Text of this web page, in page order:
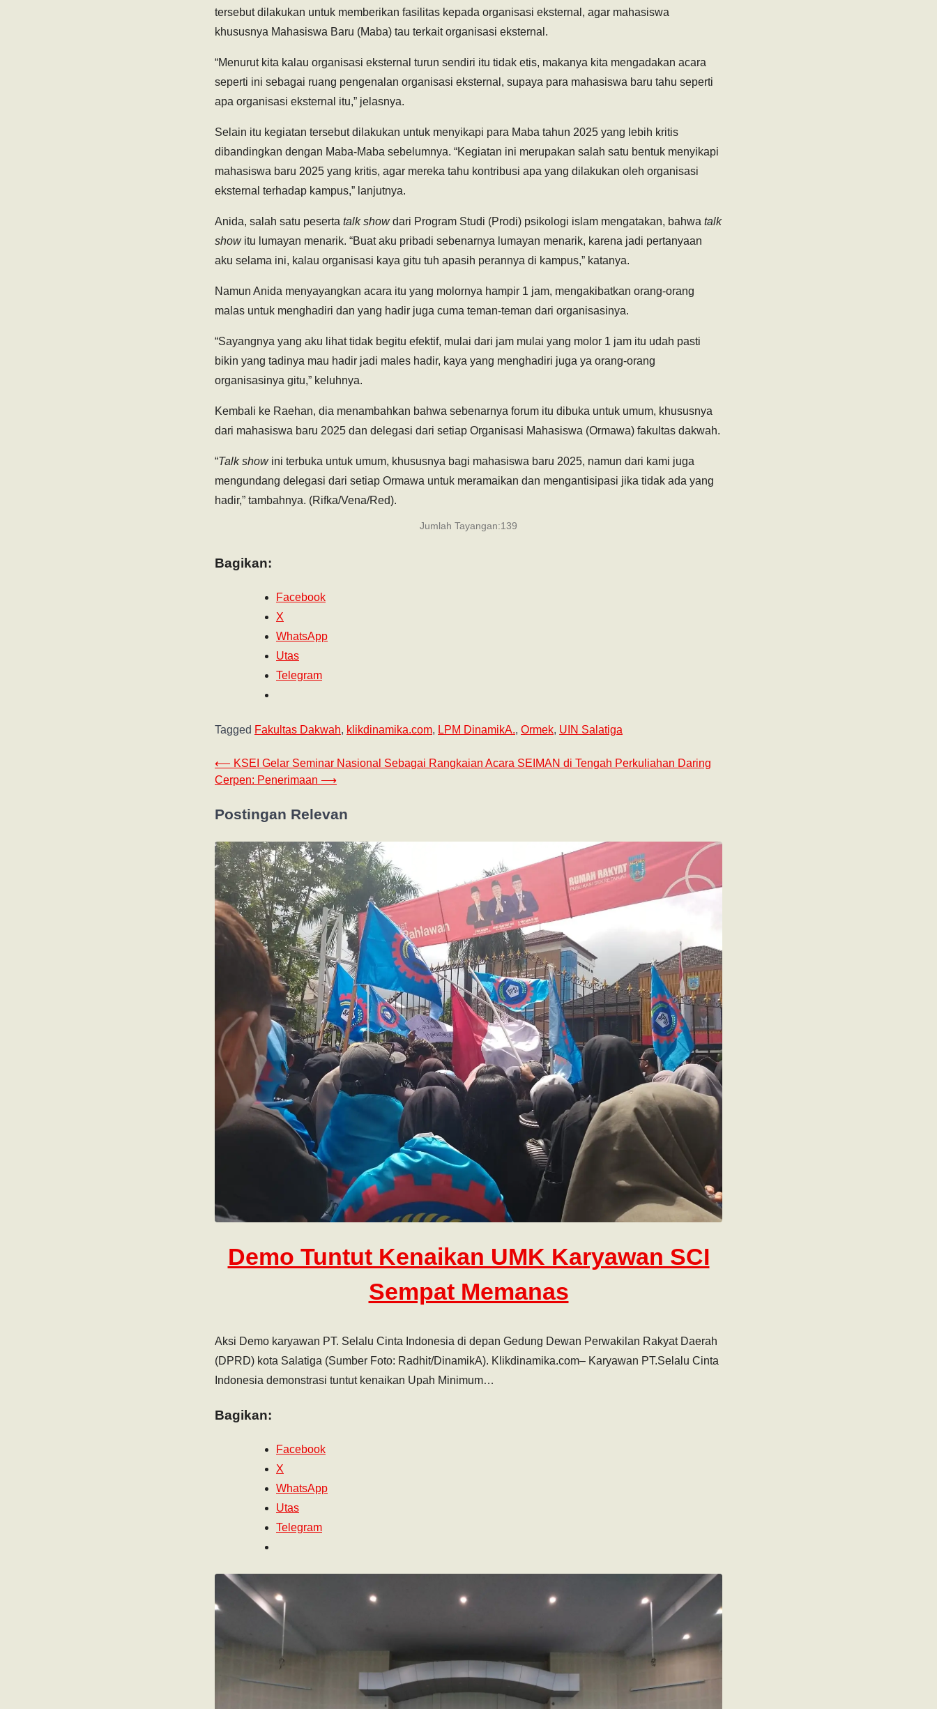
tersebut dilakukan untuk memberikan fasilitas kepada organisasi eksternal, agar mahasiswa
khususnya Mahasiswa Baru (Maba) tau terkait organisasi eksternal.
“Menurut kita kalau organisasi eksternal turun sendiri itu tidak etis, makanya kita mengadakan acara
seperti ini sebagai ruang pengenalan organisasi eksternal, supaya para mahasiswa baru tahu seperti
apa organisasi eksternal itu,” jelasnya.
Selain itu kegiatan tersebut dilakukan untuk menyikapi para Maba tahun 2025 yang lebih kritis
dibandingkan dengan Maba-Maba sebelumnya. “Kegiatan ini merupakan salah satu bentuk menyikapi
mahasiswa baru 2025 yang kritis, agar mereka tahu kontribusi apa yang dilakukan oleh organisasi
eksternal terhadap kampus,” lanjutnya.
Anida, salah satu peserta talk showdari Program Studi (Prodi) psikologi islam mengatakan, bahwa talk
showitu lumayan menarik. “Buat aku pribadi sebenarnya lumayan menarik, karena jadi pertanyaan
aku selama ini, kalau organisasi kaya gitu tuh apasih perannya di kampus,” katanya.
Namun Anida menyayangkan acara itu yang molornya hampir 1 jam, mengakibatkan orang-orang
malas untuk menghadiri dan yang hadir juga cuma teman-teman dari organisasinya.
“Sayangnya yang aku lihat tidak begitu efektif, mulai dari jam mulai yang molor 1 jam itu udah pasti
bikin yang tadinya mau hadir jadi males hadir, kaya yang menghadiri juga ya orang-orang
organisasinya gitu,” keluhnya.
Kembali ke Raehan, dia menambahkan bahwa sebenarnya forum itu dibuka untuk umum, khususnya
dari mahasiswa baru 2025 dan delegasi dari setiap Organisasi Mahasiswa (Ormawa) fakultas dakwah.
“Talk showini terbuka untuk umum, khususnya bagi mahasiswa baru 2025, namun dari kami juga
mengundang delegasi dari setiap Ormawa untuk meramaikan dan mengantisipasi jika tidak ada yang
hadir,” tambahnya. (Rifka/Vena/Red).
Jumlah Tayangan:139
Bagikan:
Facebook
X
WhatsApp
Utas
Telegram
Tagged Fakultas Dakwah, klikdinamika.com, LPM DinamikA., Ormek, UIN Salatiga
⟵ ‎KSEI Gelar Seminar Nasional Sebagai Rangkaian Acara SEIMAN di Tengah Perkuliahan Daring‎
Cerpen: Penerimaan ⟶
Postingan Relevan
Demo Tuntut Kenaikan UMK Karyawan SCI
Sempat Memanas
Aksi Demo karyawan PT. Selalu Cinta Indonesia di depan Gedung Dewan Perwakilan Rakyat Daerah
(DPRD) kota Salatiga (Sumber Foto: Radhit/DinamikA). Klikdinamika.com– Karyawan PT.Selalu Cinta
Indonesia demonstrasi tuntut kenaikan Upah Minimum…
Bagikan:
Facebook
X
WhatsApp
Utas
Telegram